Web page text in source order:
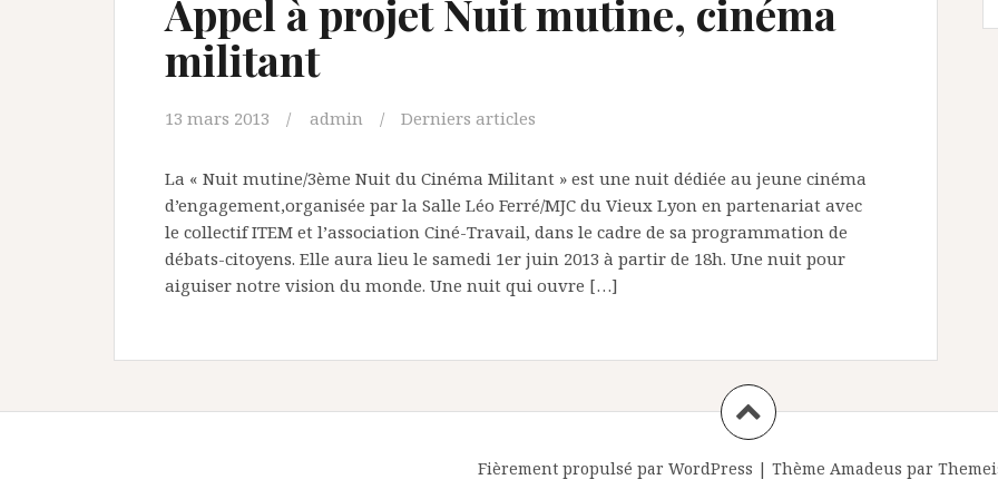
Appel à projet Nuit mutine, cinéma
militant
13 mars 2013 admin Derniers articles
La « Nuit mutine/3ème Nuit du Cinéma Militant » est une nuit dédiée au jeune cinéma
d’engagement,organisée par la Salle Léo Ferré/MJC du Vieux Lyon en partenariat avec
le collectif ITEM et l’association Ciné-Travail, dans le cadre de sa programmation de
débats-citoyens. Elle aura lieu le samedi 1er juin 2013 à partir de 18h. Une nuit pour
aiguiser notre vision du monde. Une nuit qui ouvre […]
Fièrement propulsé par WordPress | Thème Amadeus par